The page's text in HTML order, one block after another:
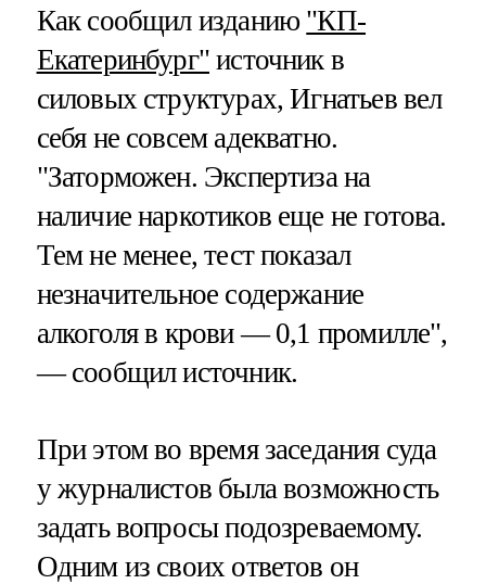
Как сообщил изданию "КП-
Екатеринбург" источник в
силовых структурах, Игнатьев вел
себя не совсем адекватно.
"Заторможен. Экспертиза на
наличие наркотиков еще не готова.
Тем не менее, тест показал
незначительное содержание
алкоголя в крови — 0,1 промилле",
— сообщил источник.
При этом во время заседания суда
у журналистов была возможность
задать вопросы подозреваемому.
Одним из своих ответов он